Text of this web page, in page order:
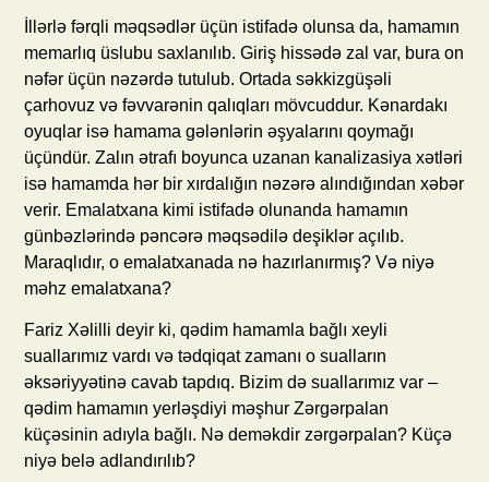
İllərlə fərqli məqsədlər üçün istifadə olunsa da, hamamın
memarlıq üslubu saxlanılıb. Giriş hissədə zal var, bura on
nəfər üçün nəzərdə tutulub. Ortada səkkizgüşəli
çarhovuz və fəvvarənin qalıqları mövcuddur. Kənardakı
oyuqlar isə hamama gələnlərin əşyalarını qoymağı
üçündür. Zalın ətrafı boyunca uzanan kanalizasiya xətləri
isə hamamda hər bir xırdalığın nəzərə alındığından xəbər
verir. Emalatxana kimi istifadə olunanda hamamın
günbəzlərində pəncərə məqsədilə deşiklər açılıb.
Maraqlıdır, o emalatxanada nə hazırlanırmış? Və niyə
məhz emalatxana?
Fariz Xəlilli deyir ki, qədim hamamla bağlı xeyli
suallarımız vardı və tədqiqat zamanı o sualların
əksəriyyətinə cavab tapdıq. Bizim də suallarımız var –
qədim hamamın yerləşdiyi məşhur Zərgərpalan
küçəsinin adıyla bağlı. Nə deməkdir zərgərpalan? Küçə
niyə belə adlandırılıb?